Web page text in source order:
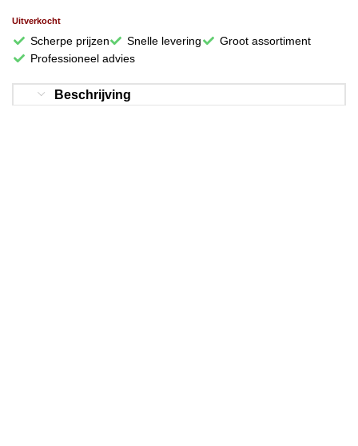
Uitverkocht
Scherpe prijzen Snelle levering
Groot assortiment
Professioneel advies
Beschrijving